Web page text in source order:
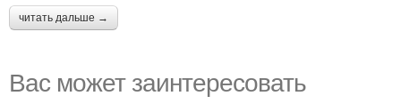
читать дальше →
Вас может заинтересовать